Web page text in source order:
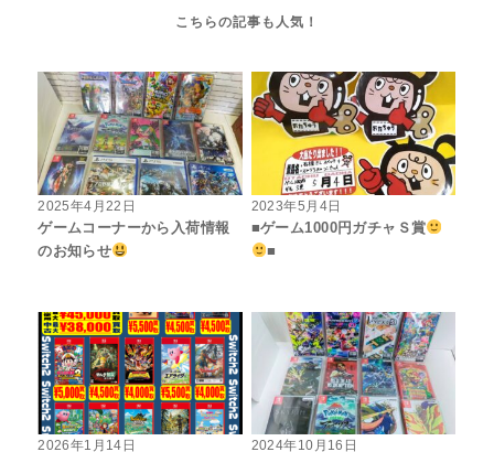
2025年4月22日
ゲームコーナーから入荷情報
のお知らせ
2023年5月4日
■ゲーム1000円ガチャＳ賞
■
2026年1月14日
2024年10月16日